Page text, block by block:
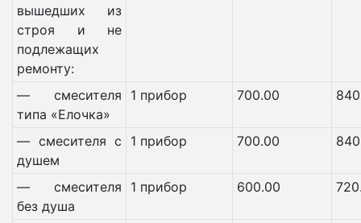
вышедших из
строя и не
подлежащих
ремонту:
— смесителя
типа «Елочка»
1 прибор 700.00
— смесителя с
душем
1 прибор 700.00
— смесителя
без душа
1 прибор 600.00